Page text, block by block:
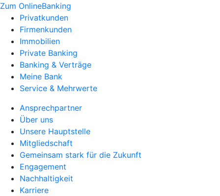
Zum OnlineBanking
Privatkunden
Firmenkunden
Immobilien
Private Banking
Banking & Verträge
Meine Bank
Service & Mehrwerte
Ansprechpartner
Über uns
Unsere Hauptstelle
Mitgliedschaft
Gemeinsam stark für die Zukunft
Engagement
Nachhaltigkeit
Karriere